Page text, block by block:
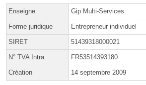
Enseigne Gip Multi-Services
Forme juridique Entrepreneur individuel
SIRET 51439318000021
N° TVA Intra. FR53514393180
Création 14 septembre 2009